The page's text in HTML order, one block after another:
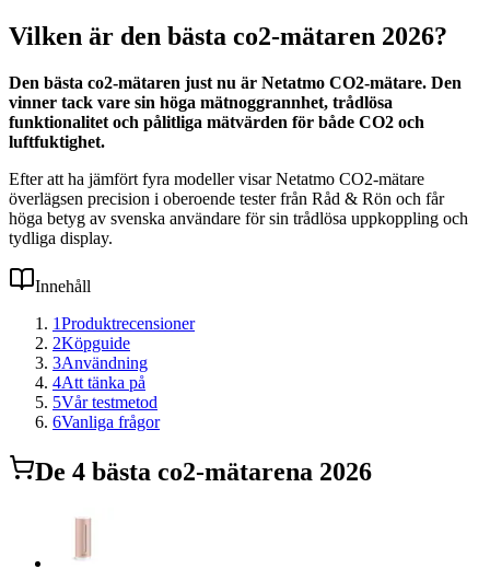
Vilken är den bästa co2-mätaren 2026?
Den bästa co2-mätaren just nu är Netatmo CO2-mätare. Den
vinner tack vare sin höga mätnoggrannhet, trådlösa
funktionalitet och pålitliga mätvärden för både CO2 och
luftfuktighet.
Efter att ha jämfört fyra modeller visar Netatmo CO2-mätare
överlägsen precision i oberoende tester från Råd & Rön och får
höga betyg av svenska användare för sin trådlösa uppkoppling och
tydliga display.
Innehåll
1Produktrecensioner
2Köpguide
3Användning
4Att tänka på
5Vår testmetod
6Vanliga frågor
De 4 bästa co2-mätarena 2026